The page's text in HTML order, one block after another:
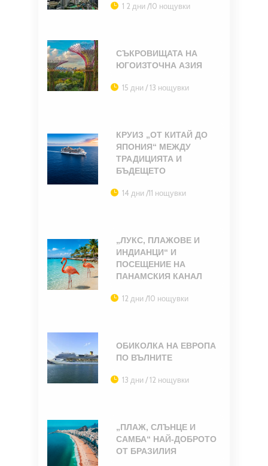
1 2 дни /10 нощувки
СЪКРОВИЩАТА НА
ЮГОИЗТОЧНА АЗИЯ
15 дни / 13 нощувки
КРУИЗ „ОТ КИТАЙ ДО
ЯПОНИЯ“ МЕЖДУ
ТРАДИЦИЯТА И
БЪДЕЩЕТО
14 дни /11 нощувки
„ЛУКС, ПЛАЖОВЕ И
ИНДИАНЦИ“ И
ПОСЕЩЕНИЕ НА
ПАНАМСКИЯ КАНАЛ
12 дни /10 нощувки
ОБИКОЛКА НА ЕВРОПА
ПО ВЪЛНИТЕ
13 дни / 12 нощувки
„ПЛАЖ, СЛЪНЦЕ И
САМБА“ НАЙ-ДОБРОТО
ОТ БРАЗИЛИЯ